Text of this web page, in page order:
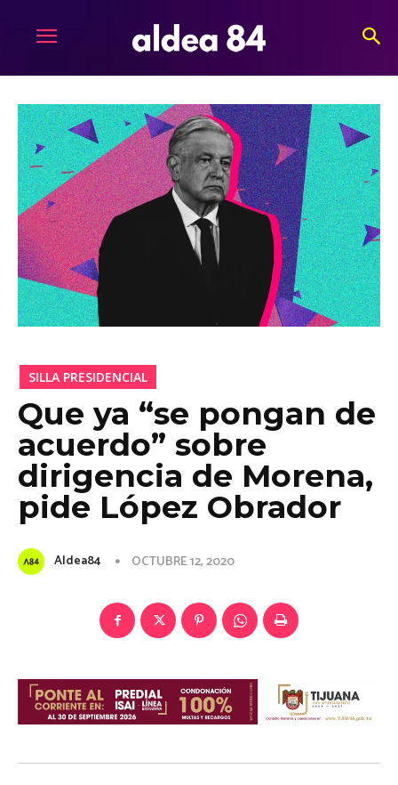
SILLA PRESIDENCIAL
Que ya “se pongan de
acuerdo” sobre
dirigencia de Morena,
pide López Obrador
Aldea84 OCTUBRE 12, 2020